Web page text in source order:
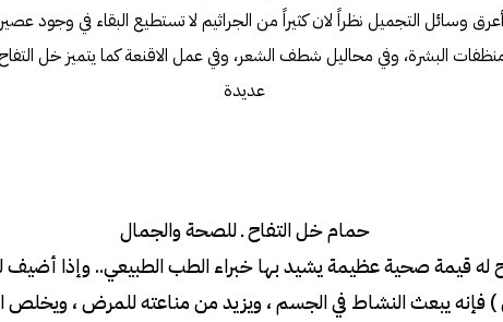
وسائل التجميل نظراً لان كثيراً من الجراثيم لا تستطيع البقاء في وجود عصير
البشرة، وفي محاليل شطف الشعر، وفي عمل الاقنعة كما يتميز خل
عديدة
حمام خل التفاح ـ للصحة والجمال
له قيمة صحية عظيمة يشيد بها خبراء الطب الطبيعي.. وإذا أضيف
) فإنه يبعث النشاط في الجسم ، ويزيد من مناعته للمرض ، ويخلص